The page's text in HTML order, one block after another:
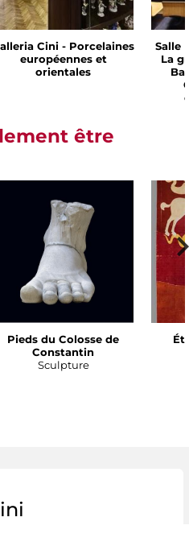
Cini - Porcelaines
européennes et
orientales
Salle
La
être
Pieds du Colosse de
Constantin
Sculpture